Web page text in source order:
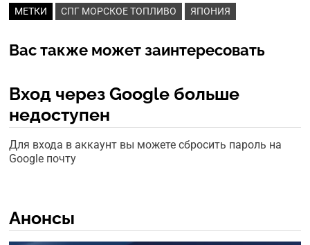
МЕТКИ СПГ МОРСКОЕ ТОПЛИВО ЯПОНИЯ
Вас также может заинтересовать
Вход через Google больше
недоступен
Для входа в аккаунт вы можете сбросить пароль на
Google почту
Анонсы